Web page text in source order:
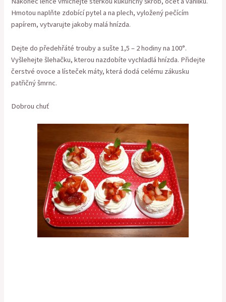
Hmotou naplňte zdobící pytel a na plech, vyložený pečícím
papírem, vytvarujte jakoby malá hnízda.
Dejte do předehřáté trouby a sušte 1,5 – 2 hodiny na 100°.
Vyšlehejte šlehačku, kterou nazdobíte vychladlá hnízda. Přidejte
čerstvé ovoce a lísteček máty, která dodá celému zákusku
patřičný šmrnc.
Dobrou chuť